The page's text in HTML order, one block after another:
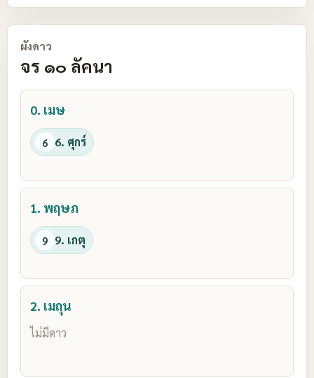
ผังดาว
จร ๑๐ ลัคนา
0. เมษ
6 6. ศุกร์
1. พฤษภ
9 9. เกตุ
2. เมถุน
ไม่มีดาว